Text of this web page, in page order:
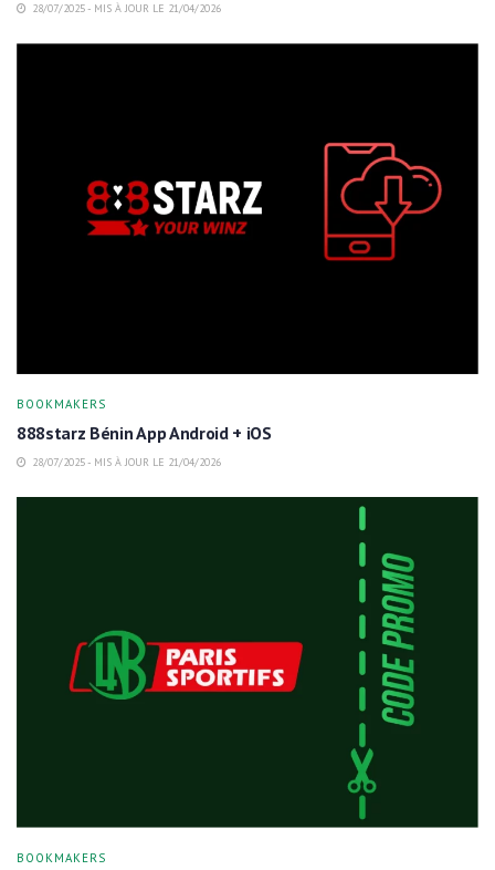
28/07/2025 - MIS À JOUR LE 21/04/2026
BOOKMAKERS
888starz Bénin App Android + iOS
28/07/2025 - MIS À JOUR LE 21/04/2026
BOOKMAKERS